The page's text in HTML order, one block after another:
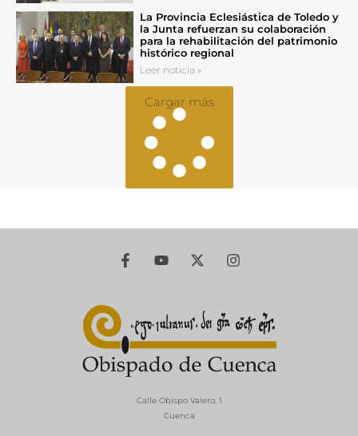
La Provincia Eclesiástica de Toledo y
la Junta refuerzan su colaboración
para la rehabilitación del patrimonio
histórico regional
Leer noticia »
Cargar más
Calle Obispo Valero, 1
Cuenca